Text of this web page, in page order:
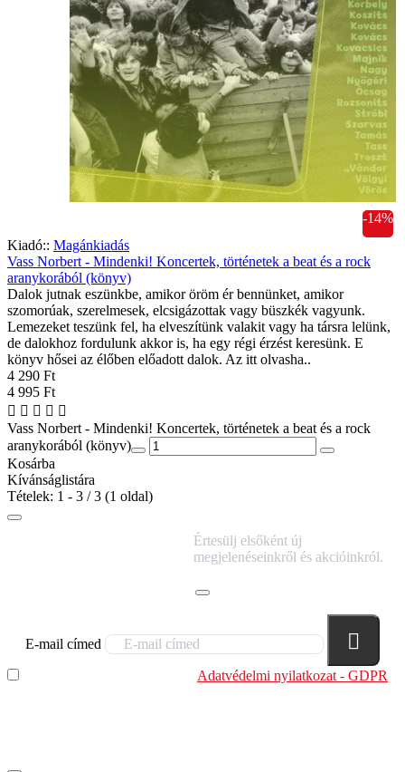
-14%
Kiadó:: Magánkiadás
Vass Norbert - Mindenki! Koncertek, történetek a beat és a rock
aranykorából (könyv)
Dalok jutnak eszünkbe, amikor öröm ér bennünket, amikor
szomorúak, szerelmesek, elcsigázottak vagy büszkék vagyunk.
Lemezeket teszünk fel, ha elveszítünk valakit vagy ha társra lelünk,
de dalokhoz fordulunk akkor is, ha egy régi érzést keresünk. E
könyv hősei az élőben előadott dalok. Az itt olvasha..
4 290 Ft
4 995 Ft
Vass Norbert - Mindenki! Koncertek, történetek a beat és a rock
aranykorából (könyv)
Kosárba
Kívánságlistára
Tételek: 1 - 3 / 3 (1 oldal)
Értesülj elsőként új
megjelenéseinkről és akcióinkról.
E-mail címed
Adatvédelmi nyilatkozat - GDPR